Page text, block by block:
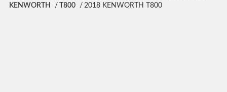
KENWORTH
T800 2018 KENWORTH T800